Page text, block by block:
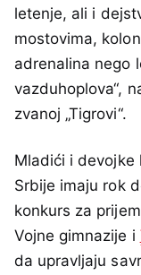
letenje, ali i
mostovima,
adrenalina nego
vazduhoplova“,
zvanoj „Tigrovi“.
Mladići i devojke
Srbije imaju rok
konkurs za
Vojne gimnazije i
da upravljaju